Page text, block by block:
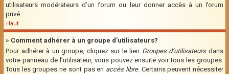
utilisateurs modérateurs d’un forum ou leur donner accès à un forum
privé.
Haut
» Comment adhérer à un groupe d’utilisateurs?
Pour adhérer à un groupe, cliquez sur le lien Groupes d’utilisateursdans
votre panneau de l’utilisateur, vous pouvez ensuite voir tous les groupes.
Tous les groupes ne sont pas en accès libre. Certains peuvent nécessiter